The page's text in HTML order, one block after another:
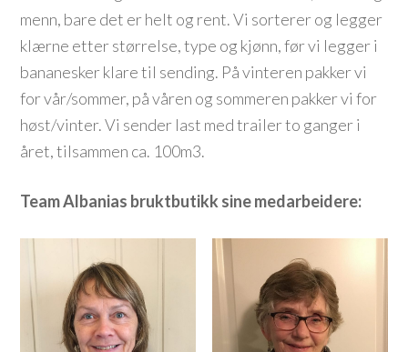
menn, bare det er helt og rent. Vi sorterer og legger
klærne etter størrelse, type og kjønn, før vi legger i
bananesker klare til sending. På vinteren pakker vi
for vår/sommer, på våren og sommeren pakker vi for
høst/vinter. Vi sender last med trailer to ganger i
året, tilsammen ca. 100m3.
Team Albanias bruktbutikk sine medarbeidere: